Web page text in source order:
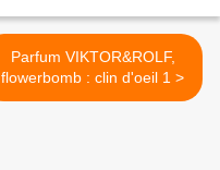
Parfum VIKTOR&ROLF,
flowerbomb : clin d'oeil 1 >